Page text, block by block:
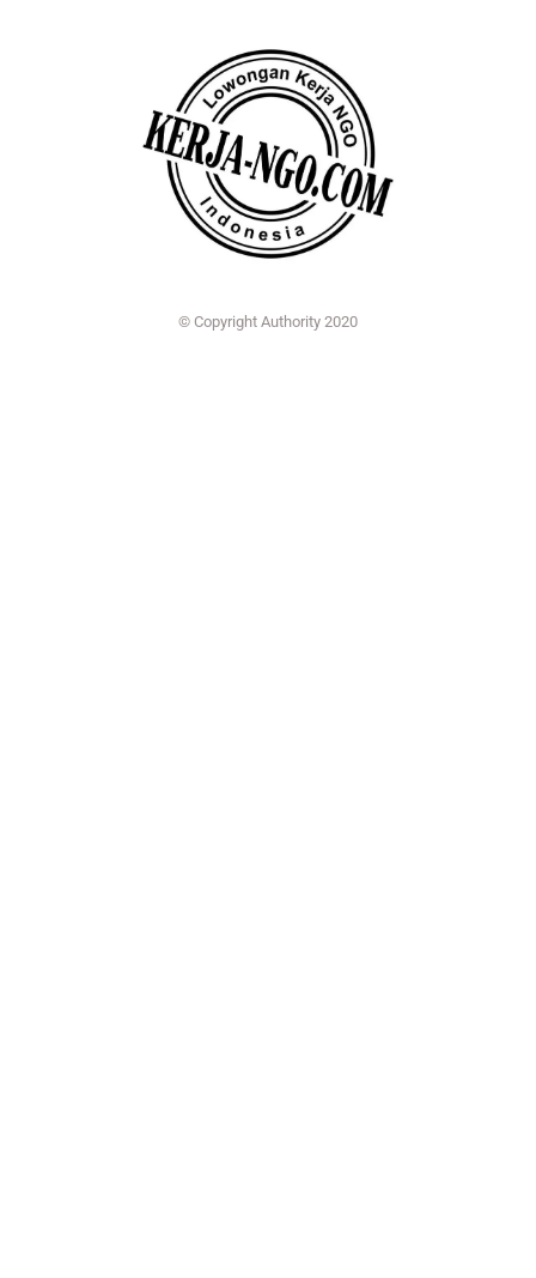
© Copyright Authority 2020